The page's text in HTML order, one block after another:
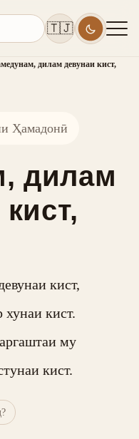
🇹🇯
дилам девунаи кист,
Ҳамадонӣ
дилам
кист,
хунаи кист.
му
кист.